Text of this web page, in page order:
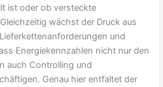
ist oder ob versteckte
wächst der Druck aus
und
Energiekennzahlen nicht nur den
auch Controlling und
Genau hier entfaltet der